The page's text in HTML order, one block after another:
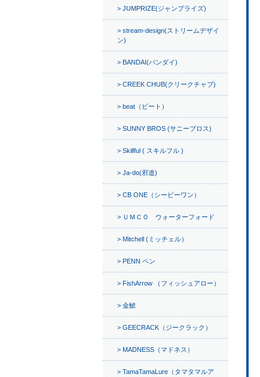
JUMPRIZE(ジャンプライズ)
stream-design(ストリームデザイ
ン)
BANDAI(バンダイ)
CREEK CHUB(クリークチャブ)
beat（ビート）
SUNNY BROS (サニーブロス)
Skillful ( スキルフル )
Ja-do(邪道)
CB ONE（シービーワン）
ＵＭＣＯ ウォーターフォード
Mitchell (ミッチェル）
PENN ペン
FishArrow （フィッシュアロー）
金鯱
GEECRACK（ジークラック）
MADNESS（マドネス）
TamaTamaLure（タマタマルア